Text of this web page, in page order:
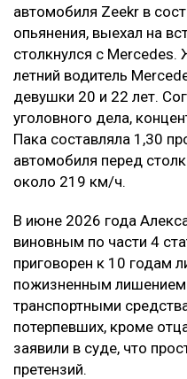
автомобиля Zeekr в
опьянения, выехал на
столкнулся с Mercedes.
летний водитель
девушки 20 и 22 лет.
уголовного дела,
Пака составляла 1,30
автомобиля перед
около 219 км/ч.
В июне 2026 года
виновным по части 4
приговорен к 10 годам
пожизненным лишением
транспортными
потерпевших, кроме
заявили в суде, что
претензий.